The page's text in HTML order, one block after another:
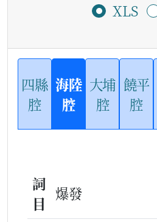
XLS
四縣
腔
海陸
腔
大埔
腔
饒平
腔
詞
目
爆發